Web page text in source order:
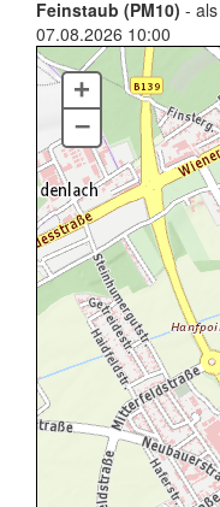
Feinstaub (PM10) -
07.08.2026 10:00
+
–